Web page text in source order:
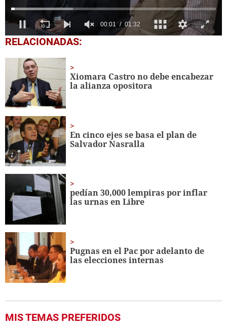
0
seconds
minute,
32
seconds
RELACIONADAS:
Xiomara Castro no debe encabezar
la alianza opositora
En cinco ejes se basa el plan de
Salvador Nasralla
pedían 30,000 lempiras por inflar
las urnas en Libre
Pugnas en el Pac por adelanto de
las elecciones internas
MIS TEMAS PREFERIDOS